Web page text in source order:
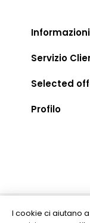
Informazioni
Servizio
Selected
Profilo
I cookie ci aiutano